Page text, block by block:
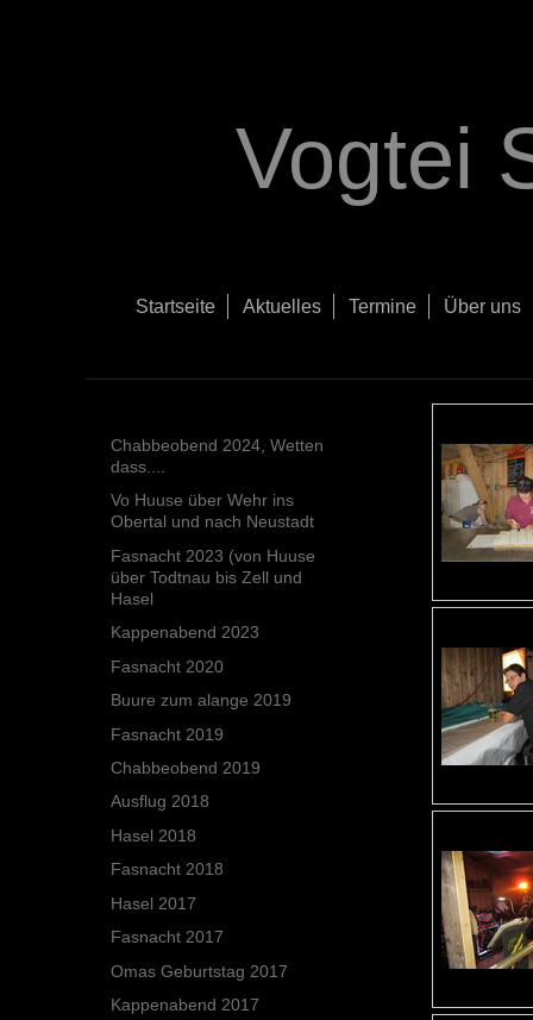
Vogtei
Startseite Aktuelles Termine Über uns
Chabbeobend 2024, Wetten
dass....
Vo Huuse über Wehr ins
Obertal und nach Neustadt
Fasnacht 2023 (von Huuse
über Todtnau bis Zell und
Hasel
Kappenabend 2023
Fasnacht 2020
Buure zum alange 2019
Fasnacht 2019
Chabbeobend 2019
Ausflug 2018
Hasel 2018
Fasnacht 2018
Hasel 2017
Fasnacht 2017
Omas Geburtstag 2017
Kappenabend 2017